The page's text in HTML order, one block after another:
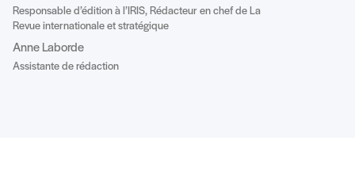
Responsable d’édition à l’IRIS, Rédacteur en chef de La
Revue internationale et stratégique
Anne Laborde
Assistante de rédaction